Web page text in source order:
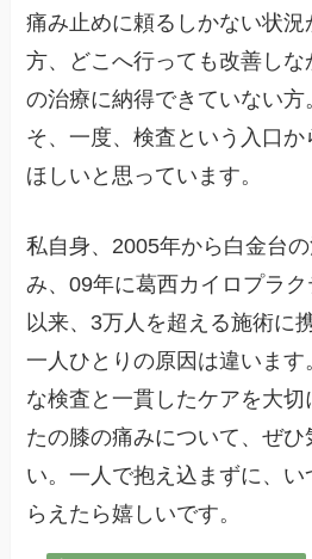
痛み止めに頼るしかない状
方、どこへ行っても改善し
の治療に納得できていない方
そ、一度、検査という入口
ほしいと思っています。
私自身、2005年から白金台
み、09年に葛西カイロプラ
以来、3万人を超える施術に
一人ひとりの原因は違いま
な検査と一貫したケアを大
たの膝の痛みについて、ぜひ
い。一人で抱え込まずに、い
らえたら嬉しいです。